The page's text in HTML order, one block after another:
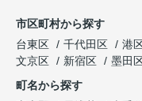
市区町村から探す
台東区
千代田区 港
文京区
新宿区 墨田
町名から探す